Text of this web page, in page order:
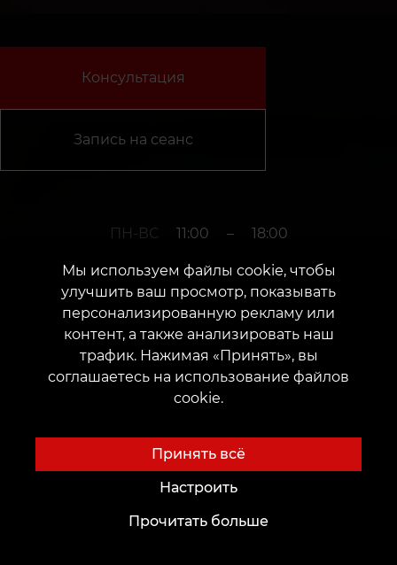
г. Каменец – Подольский
Проспект Грушевского 27/23
Дата открытия: 14 июля 2019 г.
Консультация
Запись на сеанс
ПН-ВС 11:00 – 18:00
+380952011108
Мы используем файлы cookie, чтобы
улучшить ваш просмотр, показывать
персонализированную рекламу или
контент, а также анализировать наш
трафик. Нажимая «Принять», вы
соглашаетесь на использование файлов
cookie.
Принять всё
Настроить
Прочитать больше